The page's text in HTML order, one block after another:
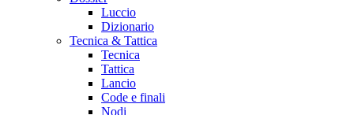
Luccio
Dizionario
Tecnica & Tattica
Tecnica
Tattica
Lancio
Code e finali
Nodi